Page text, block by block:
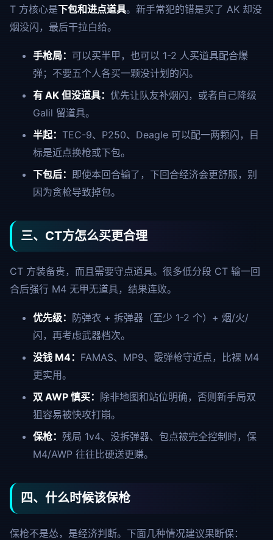
T 方核心是下包和进点道具。新手常犯的错是买了 AK 却没
烟没闪，最后干拉白给。
手枪局： 可以买半甲，也可以 1-2 人买道具配合爆
弹；不要五个人各买一颗没计划的闪。
有 AK 但没道具： 优先让队友补烟闪，或者自己降级
Galil 留道具。
半起： TEC-9、P250、Deagle 可以配一两颗闪，目
标是近点换枪或下包。
下包后： 即使本回合输了，下回合经济会更舒服，别
因为贪枪导致掉包。
三、CT方怎么买更合理
CT 方装备贵，而且需要守点道具。很多低分段 CT 输一回
合后强行 M4 无甲无道具，结果连败。
优先级： 防弹衣 + 拆弹器（至少 1-2 个）+ 烟/火/
闪，再考虑武器档次。
没钱 M4： FAMAS、MP9、霰弹枪守近点，比裸 M4
更实用。
双 AWP 慎买： 除非地图和站位明确，否则新手局双
狙容易被快攻打崩。
保枪： 残局 1v4、没拆弹器、包点被完全控制时，保
M4/AWP 往往比硬送更赚。
四、什么时候该保枪
保枪不是怂，是经济判断。下面几种情况建议果断保：